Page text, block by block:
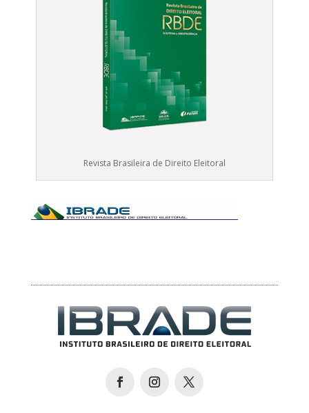
Revista Brasileira de Direito Eleitoral